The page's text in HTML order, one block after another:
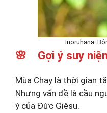
Inoruhana:
🌸 Gợi ý suy
Mùa Chay là thời gian
Nhưng vấn đề là cầu
ý của Đức Giêsu.